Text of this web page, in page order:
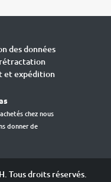
des données
et expédition
chez nous
donner de
Tous droits réservés.